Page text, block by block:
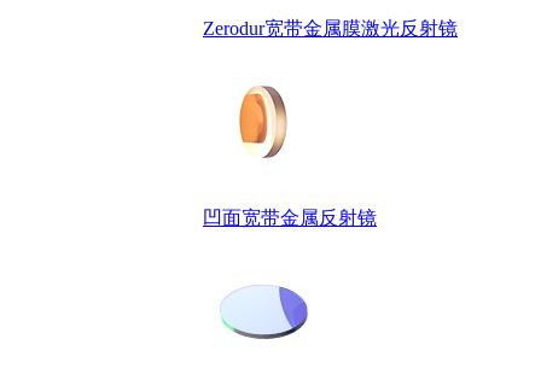
Zerodur宽带金属膜激光反射镜
凹面宽带金属反射镜